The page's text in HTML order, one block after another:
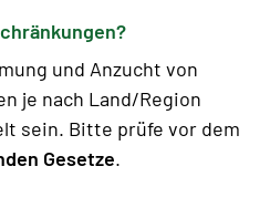
und Anzucht von
je nach Land/Region
sein. Bitte prüfe vor dem
Gesetze.